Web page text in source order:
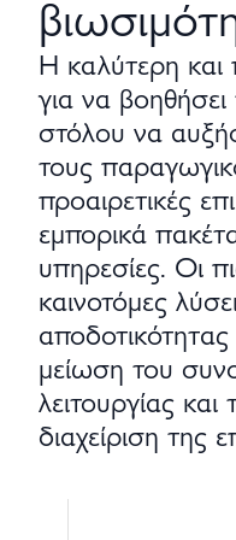
Η καλύτερη
για να βοηθήσει
στόλου να
τους
προαιρετικές
εμπορικά
υπηρεσίες. Οι
καινοτόμες
μείωση του
λειτουργίας
διαχείριση της